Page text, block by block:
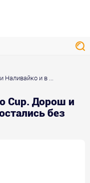
Наливайко и в ...
Cup. Дорош и
без